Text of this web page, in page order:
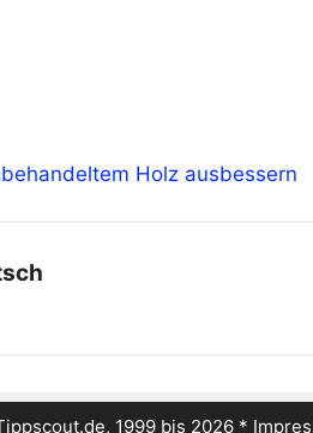
Holz ausbessern
1999 bis 2026 *